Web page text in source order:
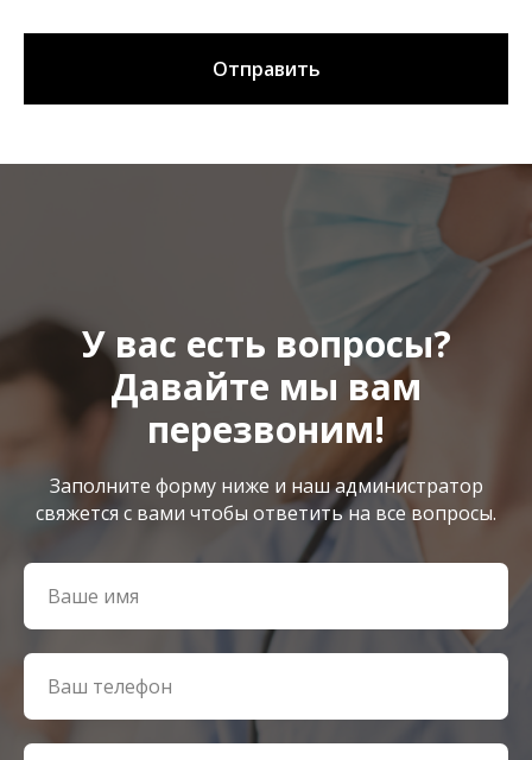
Отправить
У вас есть вопросы?
Давайте мы вам
перезвоним!
Заполните форму ниже и наш администратор
свяжется с вами чтобы ответить на все вопросы.